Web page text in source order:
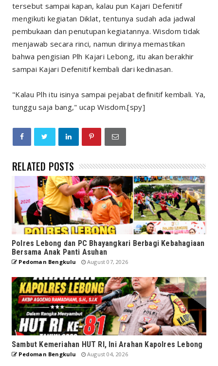
tersebut sampai kapan, kalau pun Kajari Defenitif
mengikuti kegiatan Diklat, tentunya sudah ada jadwal
pembukaan dan penutupan kegiatannya. Wisdom tidak
menjawab secara rinci, namun dirinya memastikan
bahwa pengisian Plh Kajari Lebong, itu akan berakhir
sampai Kajari Defenitif kembali dari kedinasan.
"Kalau Plh itu isinya sampai pejabat definitif kembali. Ya,
tunggu saja bang," ucap Wisdom.[spy]
RELATED POSTS
Polres Lebong dan PC Bhayangkari Berbagi Kebahagiaan
Bersama Anak Panti Asuhan
Pedoman Bengkulu August 07, 2026
Sambut Kemeriahan HUT RI, Ini Arahan Kapolres Lebong
Pedoman Bengkulu August 04, 2026